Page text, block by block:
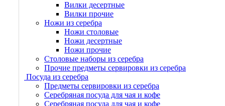
Вилки десертные
Вилки прочие
Ножи из серебра
Ножи столовые
Ножи десертные
Ножи прочие
Столовые наборы из серебра
Прочие предметы сервировки из серебра
Посуда из серебра
Предметы сервировки из серебра
Серебряная посуда для чая и кофе
Серебряная посуда для чая и кофе